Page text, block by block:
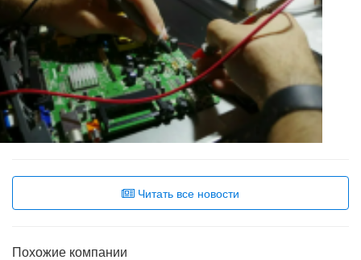
Читать все новости
Похожие компании